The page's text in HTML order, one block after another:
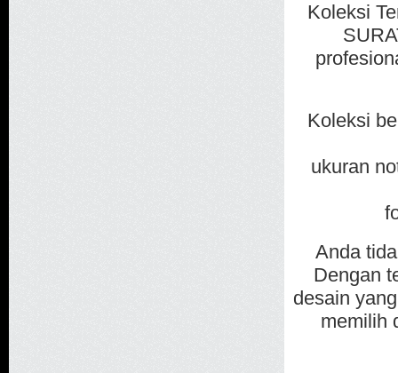
Koleksi
Koleksi
ukuran
Anda
Dengan
desain
memilih